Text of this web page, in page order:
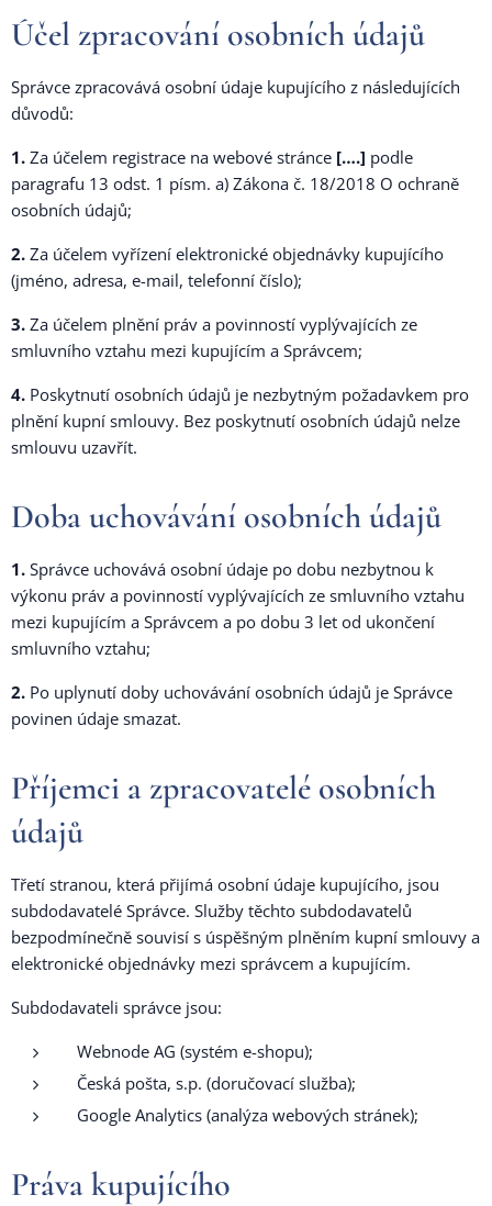
Účel zpracování osobních údajů
Správce zpracovává osobní údaje kupujícího z následujících
důvodů:
1. Za účelem registrace na webové stránce [….] podle
paragrafu 13 odst. 1 písm. a) Zákona č. 18/2018 O ochraně
osobních údajů;
2. Za účelem vyřízení elektronické objednávky kupujícího
(jméno, adresa, e-mail, telefonní číslo);
3. Za účelem plnění práv a povinností vyplývajících ze
smluvního vztahu mezi kupujícím a Správcem;
4. Poskytnutí osobních údajů je nezbytným požadavkem pro
plnění kupní smlouvy. Bez poskytnutí osobních údajů nelze
smlouvu uzavřít.
Doba uchovávání osobních údajů
1. Správce uchovává osobní údaje po dobu nezbytnou k
výkonu práv a povinností vyplývajících ze smluvního vztahu
mezi kupujícím a Správcem a po dobu 3 let od ukončení
smluvního vztahu;
2. Po uplynutí doby uchovávání osobních údajů je Správce
povinen údaje smazat.
Příjemci a zpracovatelé osobních
údajů
Třetí stranou, která přijímá osobní údaje kupujícího, jsou
subdodavatelé Správce. Služby těchto subdodavatelů
bezpodmínečně souvisí s úspěšným plněním kupní smlouvy a
elektronické objednávky mezi správcem a kupujícím.
Subdodavateli správce jsou:
Webnode AG (systém e-shopu);
Česká pošta, s.p. (doručovací služba);
Google Analytics (analýza webových stránek);
Práva kupujícího